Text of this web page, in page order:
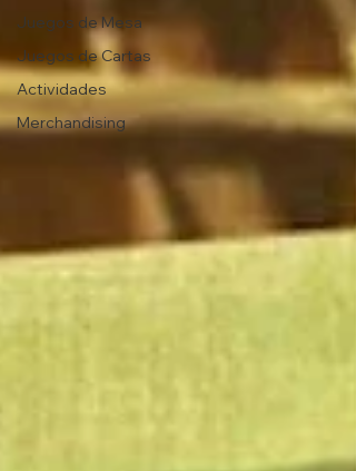
Juegos de Mesa
Juegos de Cartas
Actividades
Merchandising